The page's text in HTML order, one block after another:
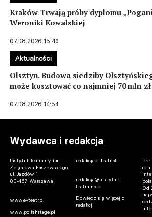
Kraków. Trwają próby dyplomu
Weroniki Kowalskiej
07.08.2026 15:46
Olsztyn. Budowa siedziby
może kosztować co najmniej 70 mln zł
07.08.2026 14:54
Aktualności
Wydawca i redakcja
Instytut Teatralny im.
Zbigniewa Raszewskiego
ul. Jazdów 1
00-467 Warszawa
www.e-teatr.pl
www.polishstage.pl
redakcja e-teatr.pl
redakcja@instytut-
teatralny.pl
Dowiedz się więcej o
redakcji
Od